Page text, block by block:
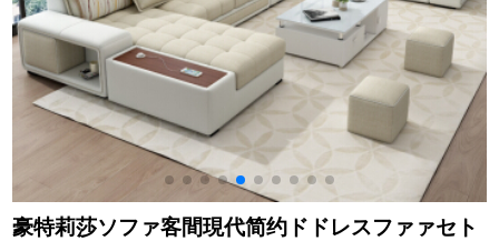
豪特莉莎ソファ客間現代简约ドドレスファァセト